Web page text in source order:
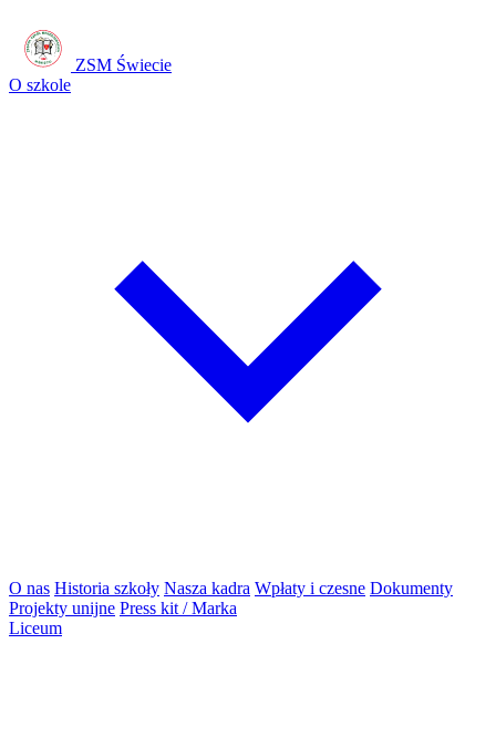
ZSM Świecie
O szkole
O nas Historia szkoły Nasza kadra Wpłaty i czesne Dokumenty
Projekty unijne Press kit / Marka
Liceum